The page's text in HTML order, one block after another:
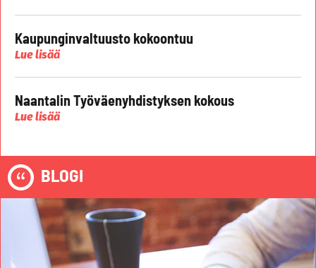
Kaupunginvaltuusto kokoontuu
Lue lisää
Naantalin Työväenyhdistyksen kokous
Lue lisää
BLOGI